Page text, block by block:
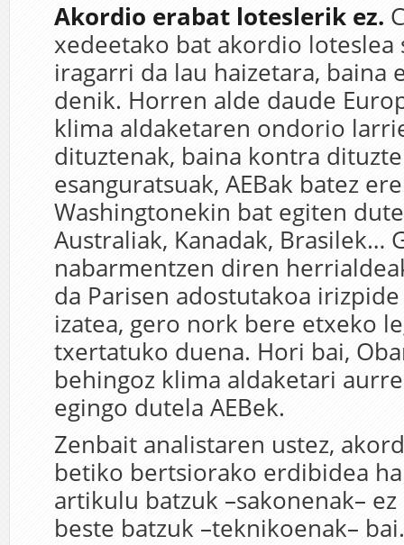
Akordio erabat loteslerik ez.
xedeetako bat akordio loteslea
iragarri da lau haizetara, baina
denik. Horren alde daude
klima aldaketaren ondorio
dituztenak, baina kontra
esanguratsuak, AEBak batez
Washingtonekin bat egiten
Australiak, Kanadak, Brasilek…
nabarmentzen diren
da Parisen adostutakoa
izatea, gero nork bere etxeko
txertatuko duena. Hori bai,
behingoz klima aldaketari
egingo dutela AEBek.
Zenbait analistaren ustez,
betiko bertsiorako erdibidea
artikulu batzuk –sakonenak–
beste batzuk –teknikoenak– bai.